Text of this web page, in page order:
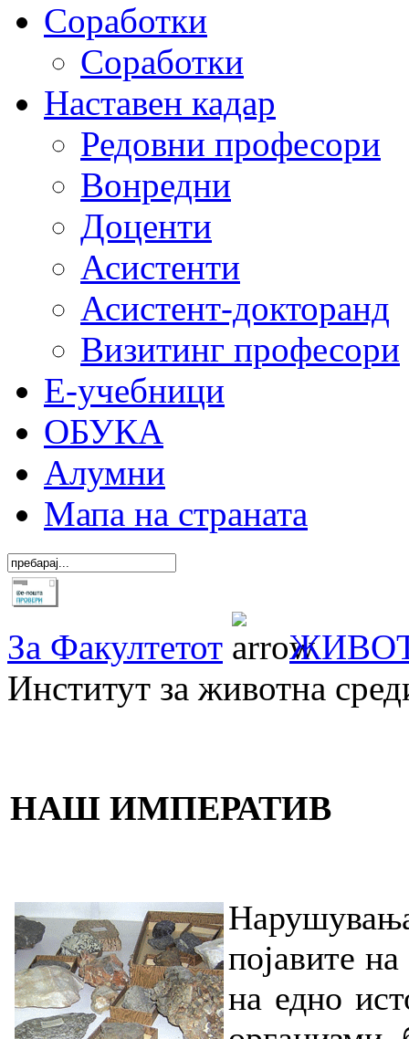
Соработки
Соработки
Наставен кадар
Редовни професори
Вонредни
Доценти
Асистенти
Асистент-докторанд
Визитинг професори
Е-учебници
ОБУКА
Алумни
Мапа на страната
За Факултетот
Институт за животна
НАШ ИМПЕРАТИВ
појавите
на едно